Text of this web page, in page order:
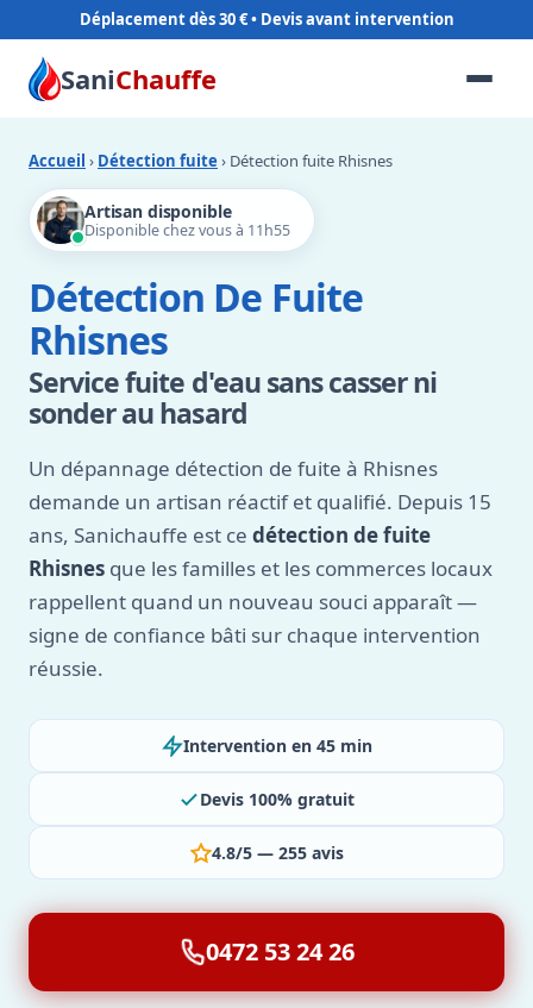
Déplacement dès 30 €
SaniChauffe
Accueil › Détection fuite › Détection fuite Rhisnes
Artisan disponible
Disponible chez vous à 11h55
Détection De Fuite
Rhisnes
Service fuite d'eau sans casser ni
sonder au hasard
Un dépannage détection de fuite à Rhisnes
demande un artisan réactif et qualifié. Depuis 15
ans, Sanichauffe est ce détection de fuite
Rhisnes que les familles et les commerces locaux
rappellent quand un nouveau souci apparaît —
signe de confiance bâti sur chaque intervention
réussie.
Intervention en 45 min
Devis 100% gratuit
4.8/5 — 255 avis
0472 53 24 26